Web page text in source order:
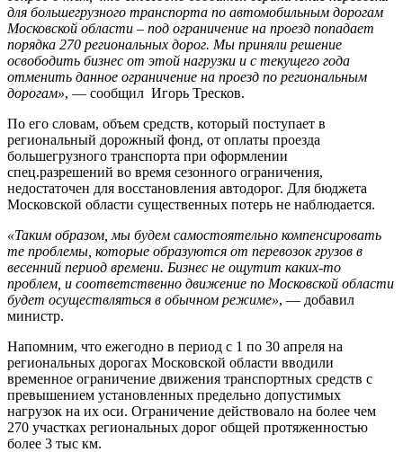
для большегрузного транспорта по автомобильным дорогам
Московской области – под ограничение на проезд попадает
порядка 270 региональных дорог. Мы приняли решение
освободить бизнес от этой нагрузки и с текущего года
отменить данное ограничение на проезд по региональным
дорогам», — сообщил Игорь Тресков.
По его словам, объем средств, который поступает в
региональный дорожный фонд, от оплаты проезда
большегрузного транспорта при оформлении
спец.разрешений во время сезонного ограничения,
недостаточен для восстановления автодорог. Для бюджета
Московской области существенных потерь не наблюдается.
«Таким образом, мы будем самостоятельно компенсировать
те проблемы, которые образуются от перевозок грузов в
весенний период времени. Бизнес не ощутит каких-то
проблем, и соответственно движение по Московской области
будет осуществляться в обычном режиме», — добавил
министр.
Напомним, что ежегодно в период с 1 по 30 апреля на
региональных дорогах Московской области вводили
временное ограничение движения транспортных средств с
превышением установленных предельно допустимых
нагрузок на их оси. Ограничение действовало на более чем
270 участках региональных дорог общей протяженностью
более 3 тыс км.